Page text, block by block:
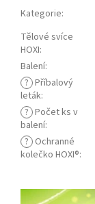
Kategorie:
Tělové svíce
HOXI:
Balení:
? Příbalový
leták:
? Počet ks v
balení:
? Ochranné
kolečko HOXI®: